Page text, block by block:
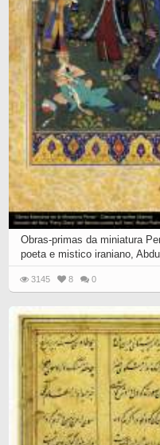
Obras-primas da miniatura
poeta e mistico iraniano,
3145 8 0